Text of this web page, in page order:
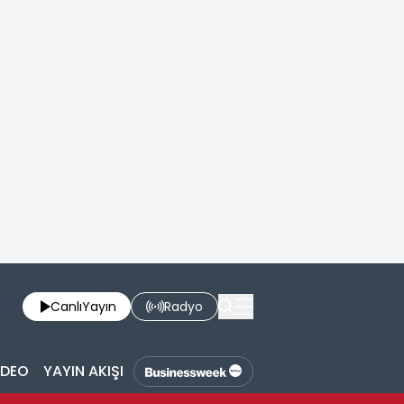
CanlıYayın Radyo
YAYIN AKIŞI